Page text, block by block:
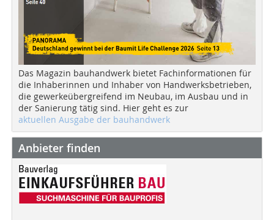
Das Magazin bauhandwerk bietet Fachinformationen für
die Inhaberinnen und Inhaber von Handwerksbetrieben,
die gewerkeübergreifend im Neubau, im Ausbau und in
der Sanierung tätig sind. Hier geht es zur
aktuellen Ausgabe der bauhandwerk
Anbieter finden